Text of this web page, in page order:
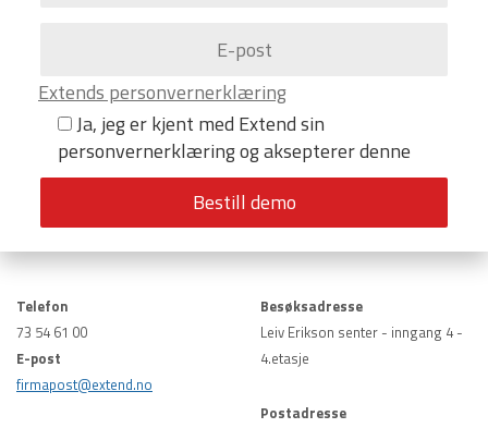
Extends personvernerklæring
Ja, jeg er kjent med Extend sin
personvernerklæring og aksepterer denne
Telefon
73 54 61 00
E-post
firmapost@extend.no
Besøksadresse
Leiv Erikson senter - inngang 4 -
4.etasje
Postadresse